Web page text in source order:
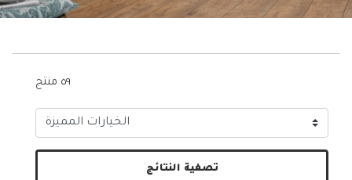
٥٩ منتج
تصفية النتائج